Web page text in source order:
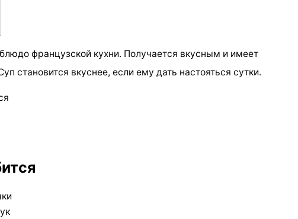
французской кухни. Получается вкусным и имеет
становится вкуснее, если ему дать настояться сутки.